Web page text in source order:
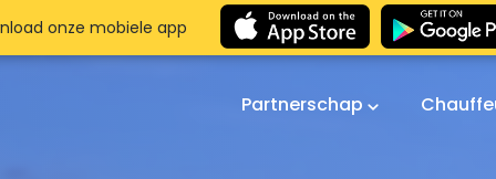
Partnerschap
onze mobiele app